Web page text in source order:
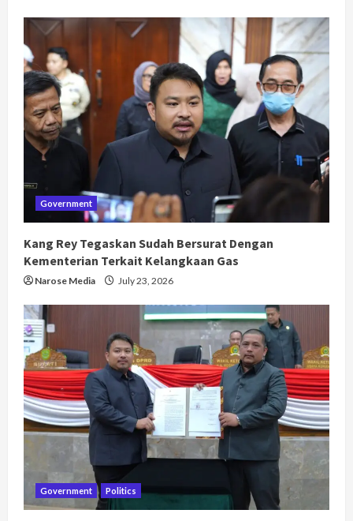
Government
Kang Rey Tegaskan Sudah Bersurat Dengan
Kementerian Terkait Kelangkaan Gas
Narose Media July 23, 2026
Government Politics